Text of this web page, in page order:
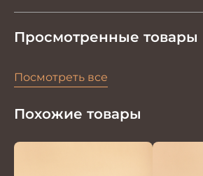
Просмотренные товары
Посмотреть все
Похожие товары